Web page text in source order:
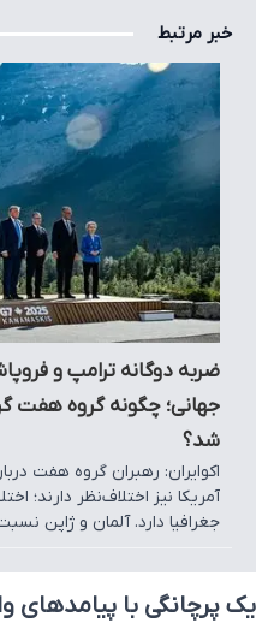
خبر مرتبط
ضربه دوگانه ترامپ و
جهانی؛ چگونه گروه هفت
شد؟
اکوایران: رهبران گروه هفت
آمریکا نیز اختلاف‌نظر دارند؛
جغرافیا دارد. آلمان و ژاپن
می‌گویند همین مسئله به
امکان می‌دهد که آزادانه‌تر از
درباره جدایی کامل از
یک پرچانگی با پیامدهای